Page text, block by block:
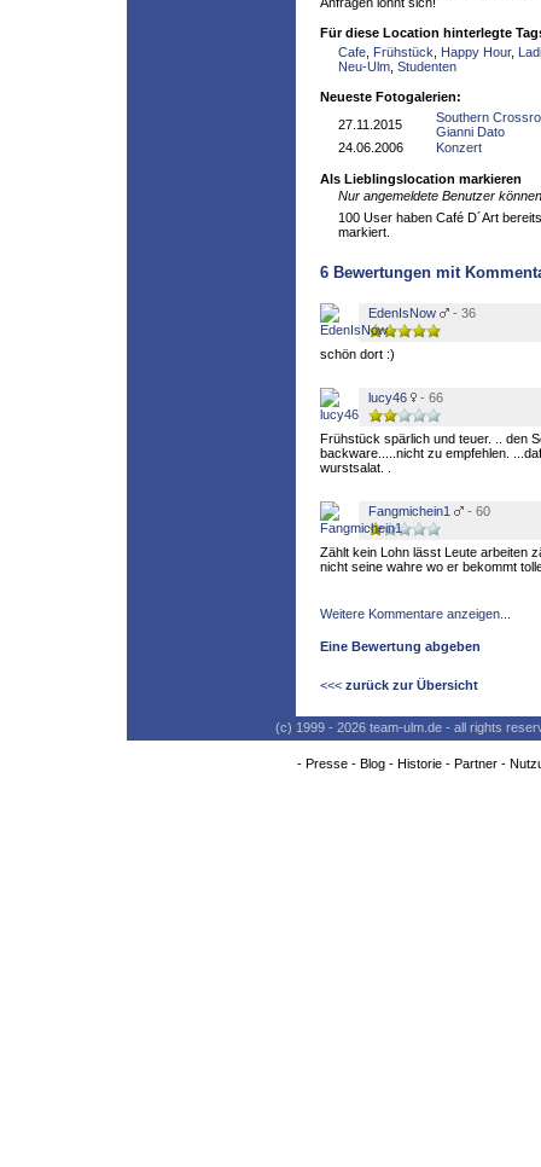
Für diese Location hinterlegte
Cafe Frühstück Happy Hour,
Neu-Ulm Studenten
Neueste Fotogalerien:
27.11.2015
Southern
Gianni Dato
24.06.2006
Konzert
Als Lieblingslocation markieren
Nur angemeldete Benutzer
100 User haben Café D´Art
markiert.
6 Bewertungen mit
EdenIsNow - 36
schön dort :)
lucy46 - 66
Frühstück spärlich und teuer. .. den
backware.....nicht zu empfehlen.
wurstsalat. .
Fangmichein1 - 60
Zählt kein Lohn lässt Leute arbeiten
nicht seine wahre wo er bekommt
Weitere Kommentare anzeigen...
Eine Bewertung abgeben
<<< zurück zur Übersicht
(c) 1999 - 2026 team-ulm.de - all rights
- Presse- Blog- Historie- Partner-